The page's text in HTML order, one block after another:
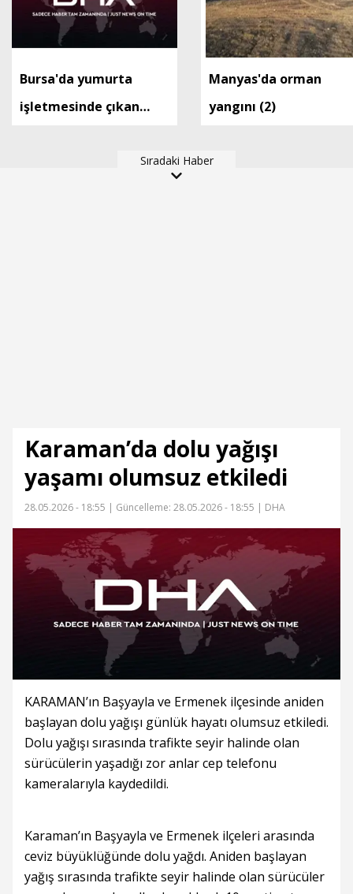
Bursa'da yumurta
işletmesinde çıkan
Manyas'da orman
yangını (2)
Sıradaki Haber
Karaman’da dolu yağışı
yaşamı olumsuz etkiledi
28.05.2026 - 18:55 | Güncelleme: 28.05.2026 - 18:55 | DHA
KARAMAN’ın Başyayla ve Ermenek ilçesinde aniden
başlayan dolu yağışı günlük hayatı olumsuz etkiledi.
Dolu yağışı sırasında trafikte seyir halinde olan
sürücülerin yaşadığı zor anlar cep telefonu
kameralarıyla kaydedildi.
Karaman’ın Başyayla ve Ermenek ilçeleri arasında
ceviz büyüklüğünde dolu yağdı. Aniden başlayan
yağış sırasında trafikte seyir halinde olan sürücüler